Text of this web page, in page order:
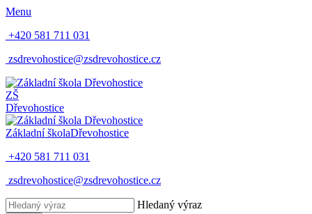
Menu
+420 581 711 031
zsdrevohostice@zsdrevohostice.cz
ZŠ
Dřevohostice
Základní školaDřevohostice
+420 581 711 031
zsdrevohostice@zsdrevohostice.cz
Hledaný výraz